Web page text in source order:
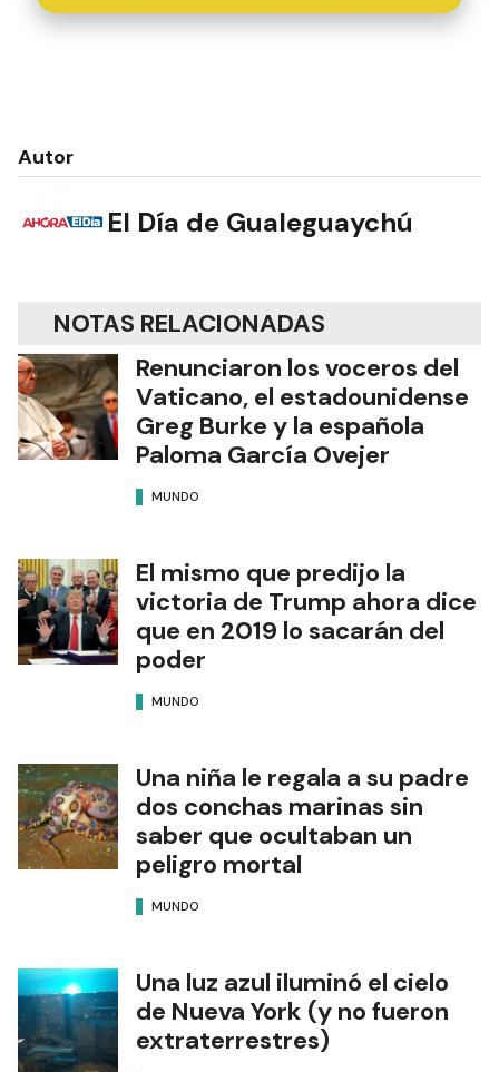
Autor
El Día de Gualeguaychú
NOTAS RELACIONADAS
Renunciaron los voceros del
Vaticano, el estadounidense
Greg Burke y la española
Paloma García Ovejer
MUNDO
El mismo que predijo la
victoria de Trump ahora dice
que en 2019 lo sacarán del
poder
MUNDO
Una niña le regala a su padre
dos conchas marinas sin
saber que ocultaban un
peligro mortal
MUNDO
Una luz azul iluminó el cielo
de Nueva York (y no fueron
extraterrestres)